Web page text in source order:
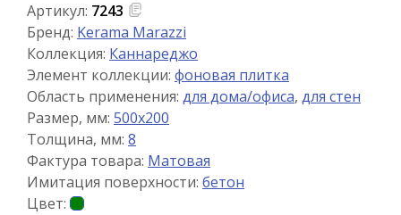
Артикул: 7243
Бренд: Kerama Marazzi
Коллекция: Каннареджо
Элемент коллекции: фоновая плитка
Область применения: для дома/офиса, для стен
Размер, мм: 500x200
Толщина, мм: 8
Фактура товара: Матовая
Имитация поверхности: бетон
Цвет: